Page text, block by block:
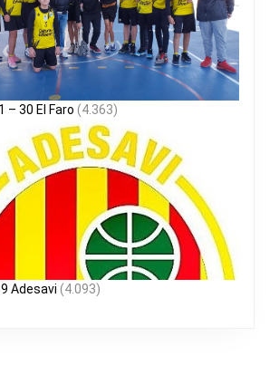
– 30 El Faro (4.363)
Adesavi (4.093)